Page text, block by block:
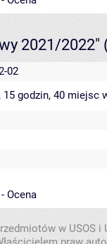
2021/2022"
02
15 godzin, 40 miejsc
Ocena
w USOS